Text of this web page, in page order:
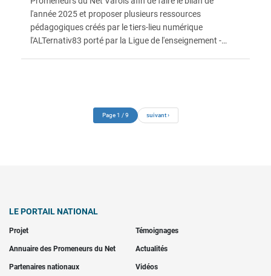
l'année 2025 et proposer plusieurs ressources
pédagogiques créés par le tiers-lieu numérique
l'ALTernativ83 porté par la Ligue de l'enseignement -
Page 1 / 9 Page suivante
suivant ›
LE PORTAIL NATIONAL
Projet Témoignages
Annuaire des Promeneurs du Net Actualités
Partenaires nationaux Vidéos